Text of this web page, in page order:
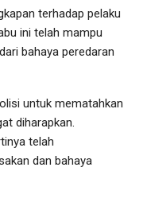
terhadap pelaku
ini telah mampu
bahaya peredaran
untuk mematahkan
diharapkan.
telah
dan bahaya